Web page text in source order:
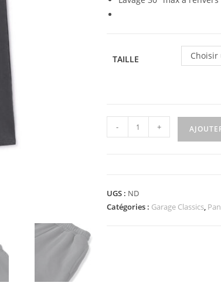
TAILLE
quantité
de
- +
UGS : ND
Catégories : Garage Classics,